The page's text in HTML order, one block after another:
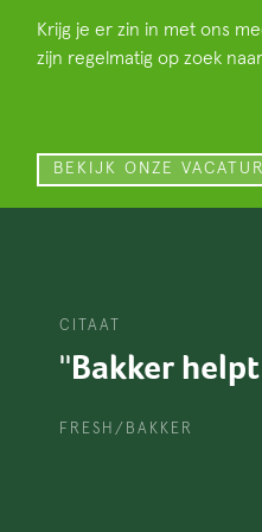
Krijg je er zin in met ons
zijn regelmatig op zoek
BEKIJK ONZE
''Er
FRESH/